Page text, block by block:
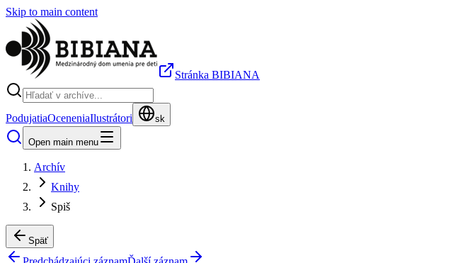
Skip to main content
Stránka BIBIANA
PodujatiaOceneniaIlustrátori sk
Open main menu
Archív
Knihy
Spiš
Späť